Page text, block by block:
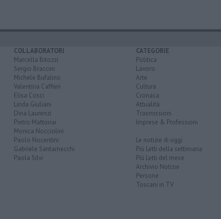
COLLABORATORI
Marcella Bitozzi
Sergio Braccini
Michele Bufalino
Valentina Caffieri
Elisa Cosci
Linda Giuliani
Dina Laurenzi
Pietro Mattonai
Monica Nocciolini
Paolo Nocentini
Gabriele Santarnecchi
Paola Silvi
CATEGORIE
Politica
Lavoro
Arte
Cultura
Cronaca
Attualità
Trasmissioni
Imprese & Professioni
Le notizie di oggi
Più Letti della settimana
Più Letti del mese
Archivio Notizie
Persone
Toscani in TV